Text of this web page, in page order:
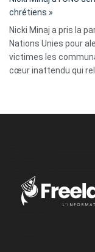
chrétiens »
Nicki Minaj a pris la
Nations Unies pour
victimes les
cœur inattendu qui